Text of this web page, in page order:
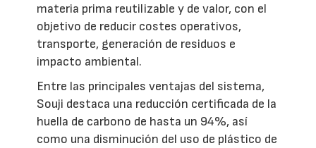
materia prima reutilizable y de valor, con el
objetivo de reducir costes operativos,
transporte, generación de residuos e
impacto ambiental.
Entre las principales ventajas del sistema,
Souji destaca una reducción certificada de la
huella de carbono de hasta un 94%, así
como una disminución del uso de plástico de